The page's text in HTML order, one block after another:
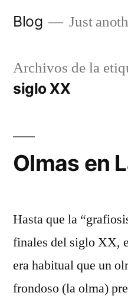
Blog Just
Archivos de la
siglo XX
Olmas en
Hasta que la
finales del siglo XX,
era habitual que un
frondoso (la olma)